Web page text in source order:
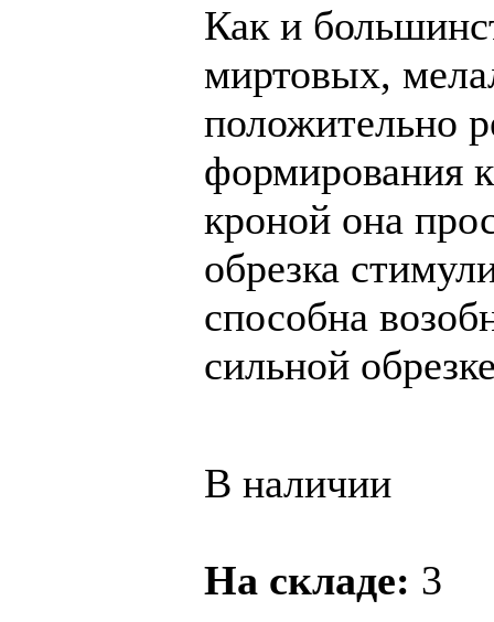
Как и
миртовых,
положительно
формирования
кроной она
обрезка
способна
сильной
В наличии
На складе: 3